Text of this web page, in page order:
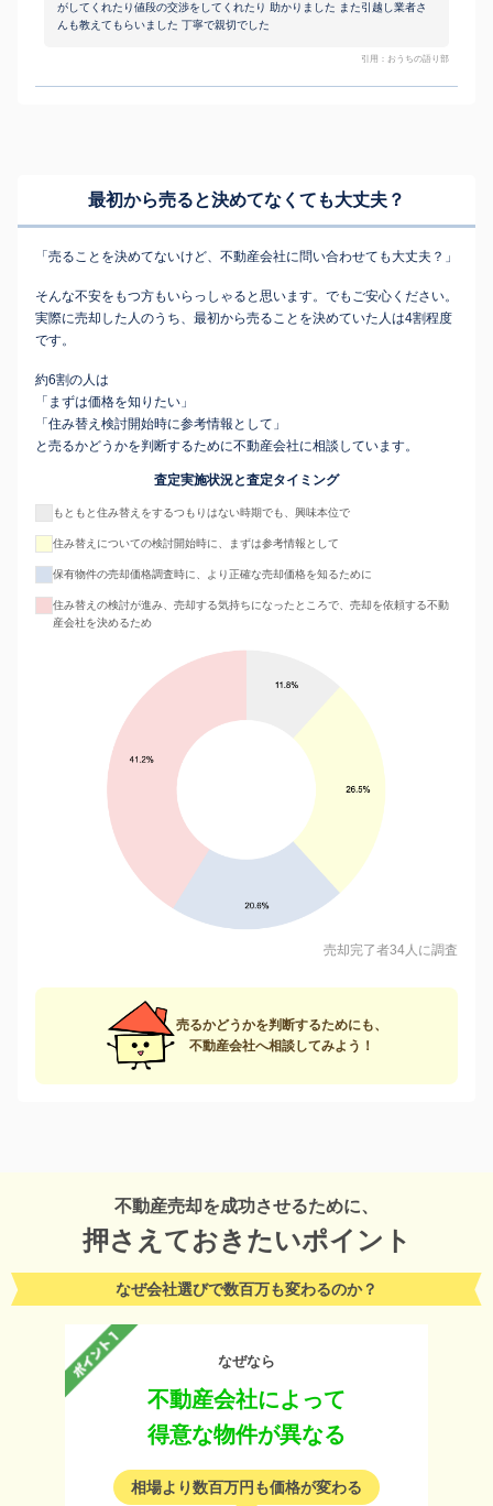
がしてくれたり値段の交渉をしてくれたり 助かりました また引越し業者さ
んも教えてもらいました 丁寧で親切でした
引用：おうちの語り部
最初から売ると決めてなくても大丈夫？
「売ることを決めてないけど、不動産会社に問い合わせても大丈夫？」
そんな不安をもつ方もいらっしゃると思います。でもご安心ください。
実際に売却した人のうち、最初から売ることを決めていた人は4割程度
です。
約6割の人は
「まずは価格を知りたい」
「住み替え検討開始時に参考情報として」
と売るかどうかを判断するために不動産会社に相談しています。
査定実施状況と査定タイミング
もともと住み替えをするつもりはない時期でも、興味本位で
住み替えについての検討開始時に、まずは参考情報として
保有物件の売却価格調査時に、より正確な売却価格を知るために
住み替えの検討が進み、売却する気持ちになったところで、売却を依頼する不動
産会社を決めるため
売却完了者34人に調査
売るかどうかを判断するためにも、
不動産会社へ相談してみよう！
不動産売却を成功させるために、
押さえておきたいポイント
なぜ会社選びで数百万も変わるのか？
なぜなら
不動産会社によって
得意な物件が異なる
相場より数百万円も価格が変わる